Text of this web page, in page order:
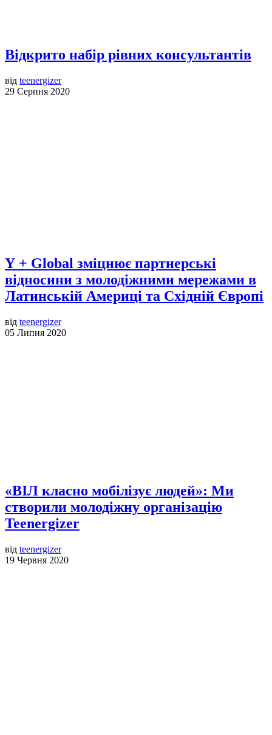
Відкрито набір рівних консультантів
від teenergizer
29 Серпня 2020
Y + Global зміцнює партнерські
відносини з молодіжними мережами в
Латинській Америці та Східній Європі
від teenergizer
05 Липня 2020
«ВІЛ класно мобілізує людей»: Ми
створили молодіжну організацію
Teenergizer
від teenergizer
19 Червня 2020